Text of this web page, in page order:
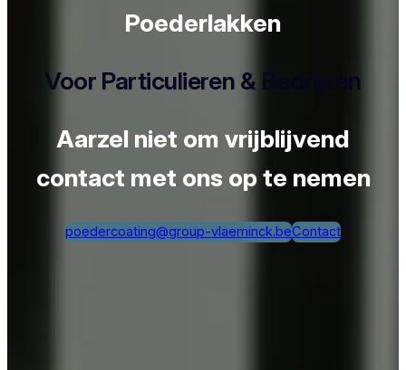
Poederlakken
Voor Particulieren & Bedrijven
Aarzel niet om vrijblijvend
contact met ons op te nemen
poedercoating@group-vlaeminck.beContact